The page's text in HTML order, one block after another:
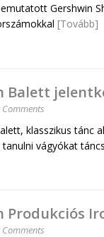
Gershwin
[Tovább]
Balett
klasszikus tánc
tanulni vágyókat
Produkciós